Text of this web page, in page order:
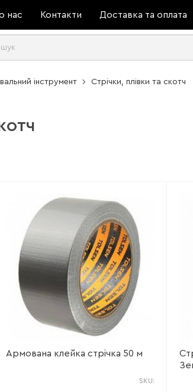
нас Контакти Доставка та оплата
інструмент Стрічки, плівки та скотч
Армована клейка стрічка 50 м
SKU: